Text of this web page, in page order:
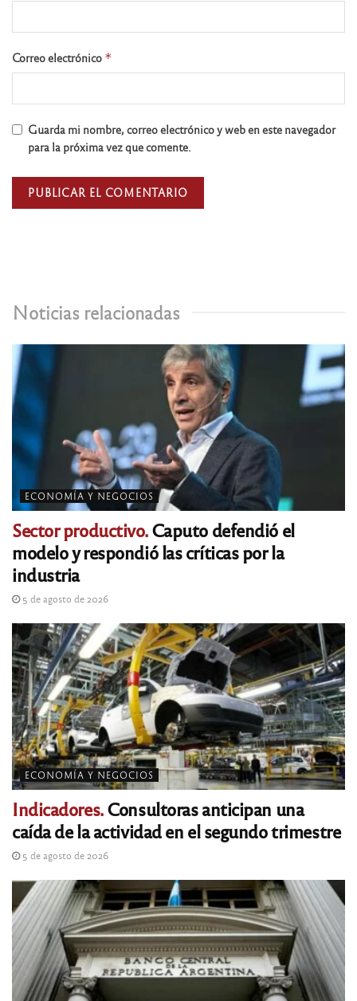
Noticias relacionadas
ECONOMÍA Y NEGOCIOS
Sector productivo.Caputo defendió el
modelo y respondió las críticas por la
industria
5 de agosto de 2026
ECONOMÍA Y NEGOCIOS
Indicadores.Consultoras anticipan una
caída de la actividad en el segundo trimestre
5 de agosto de 2026
Correo electrónico *
Guarda mi nombre, correo electrónico y web en este navegador
para la próxima vez que comente.